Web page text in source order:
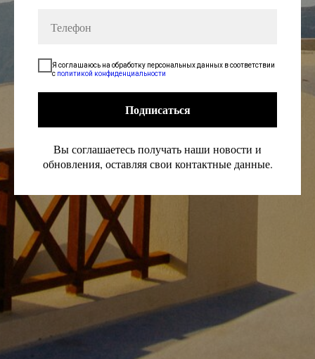
Я соглашаюсь на обработку персональных данных в соответствии
с политикой конфиденциальности
Подписаться
Вы соглашаетесь получать наши новости и
обновления, оставляя свои контактные данные.